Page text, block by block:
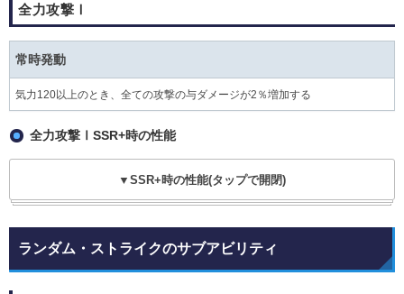
全力攻撃Ⅰ
常時発動
気力120以上のとき、全ての攻撃の与ダメージが2％増加する
全力攻撃ⅠSSR+時の性能
▼SSR+時の性能(タップで開閉)
ランダム・ストライクのサブアビリティ